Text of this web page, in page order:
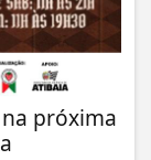
próxima